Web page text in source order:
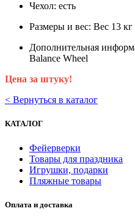
Чехол: есть
Размеры и вес: Вес 13 кг
Дополнительная
Balance Wheel
Цена за штуку!
< Вернуться в каталог
КАТАЛОГ
Фейерверки
Товары для праздника
Игрушки, подарки
Пляжные товары
Оплата и доставка